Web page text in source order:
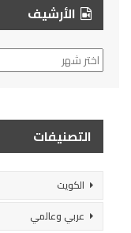
الأرشيف
الأرشيف
التصنيفات
الكويت
عربي وعالمي